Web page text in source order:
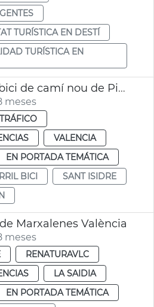
TURÍSTICA EN DESTÍ
TURÍSTICA EN
Abierto el carril bici de camí nou de Picanya-Arxiduc Carles
meses
TRÁFICO
VALENCIA
EN PORTADA TEMÁTICA
BICI
SANT ISIDRE
Marxalenes València
meses
RENATURAVLC
LA SAIDIA
EN PORTADA TEMÁTICA